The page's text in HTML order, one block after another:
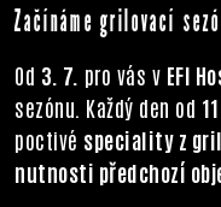
Začínáme grilovací
Od 3. 7. pro vás v EFI
sezónu. Každý den od
poctivé speciality z
nutnosti předchozí